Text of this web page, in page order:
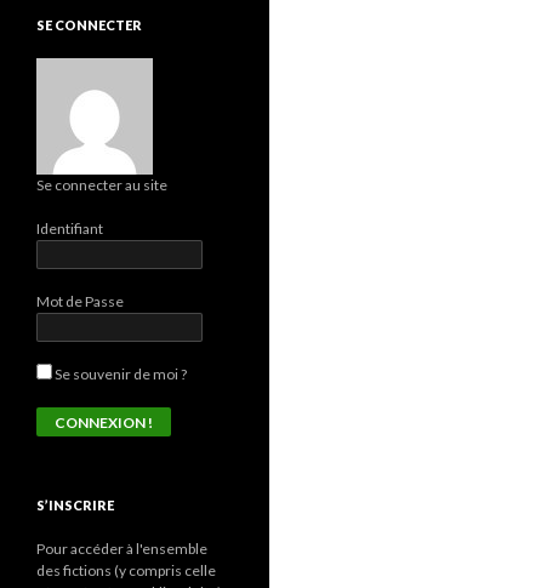
SE CONNECTER
Se connecter au site
Identifiant
Mot de Passe
Se souvenir de moi ?
S’INSCRIRE
Pour accéder à l'ensemble
des fictions (y compris celle